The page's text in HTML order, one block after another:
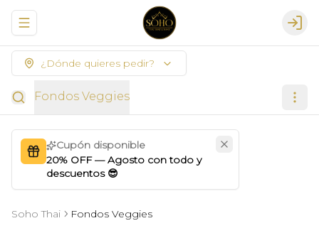
Abrir menu de navegación
¿Dónde quieres pedir?
Fondos Veggies
Cupón disponible
20% OFF — Agosto con todo y
descuentos 😎
Soho Thai Fondos Veggies